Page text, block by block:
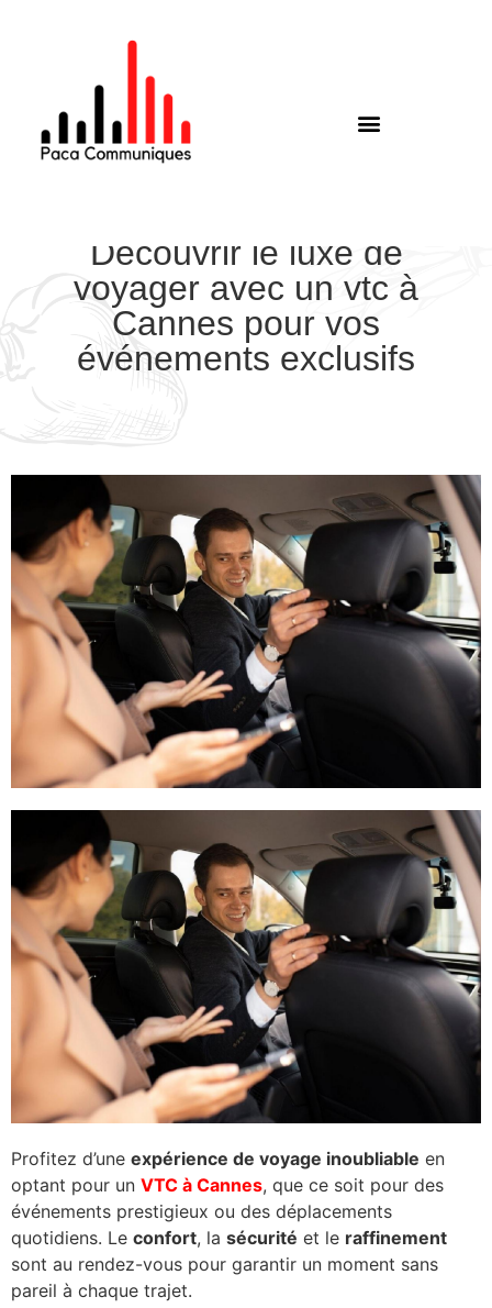
Découvrir le luxe de
voyager avec un vtc à
Cannes pour vos
événements exclusifs
Profitez d’une expérience de voyage inoubliable en
optant pour un VTC à Cannes, que ce soit pour des
événements prestigieux ou des déplacements
quotidiens. Le confort, la sécurité et le raffinement
sont au rendez-vous pour garantir un moment sans
pareil à chaque trajet.